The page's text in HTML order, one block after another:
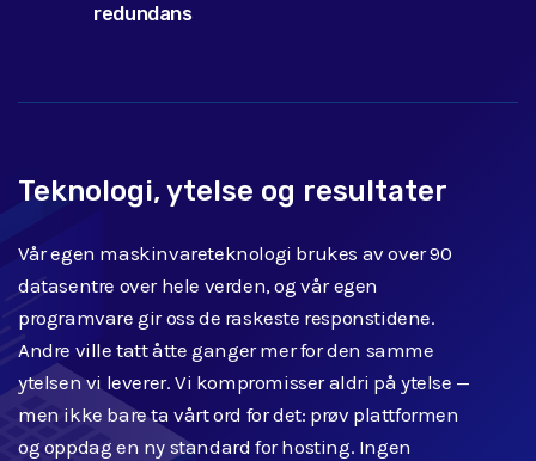
redundans
Teknologi, ytelse og resultater
Vår egen maskinvareteknologi brukes av over 90
datasentre over hele verden, og vår egen
programvare gir oss de raskeste responstidene.
Andre ville tatt åtte ganger mer for den samme
ytelsen vi leverer. Vi kompromisser aldri på ytelse —
men ikke bare ta vårt ord for det: prøv plattformen
og oppdag en ny standard for hosting. Ingen